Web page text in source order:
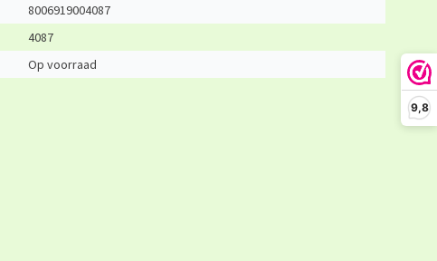
9,8
8006919004087
4087
Op voorraad